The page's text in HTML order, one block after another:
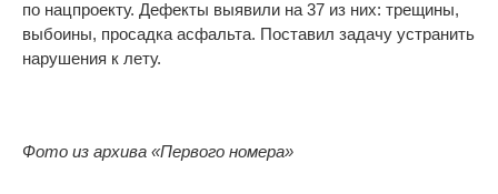
по нацпроекту. Дефекты выявили на 37 из них: трещины,
выбоины, просадка асфальта. Поставил задачу устранить
нарушения к лету.
Фото из архива «Первого номера»